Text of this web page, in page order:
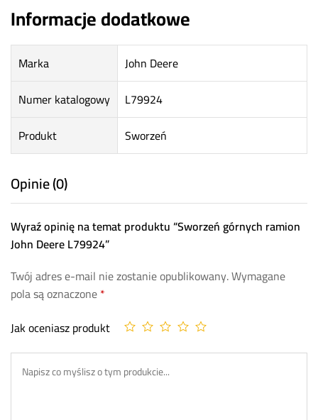
Informacje dodatkowe
Marka
John Deere
Numer katalogowy
L79924
Produkt
Sworzeń
Opinie (0)
Wyraź opinię na temat produktu “Sworzeń górnych ramion
John Deere L79924”
Twój adres e-mail nie zostanie opublikowany.Wymagane
pola są oznaczone*
Jak oceniasz produkt